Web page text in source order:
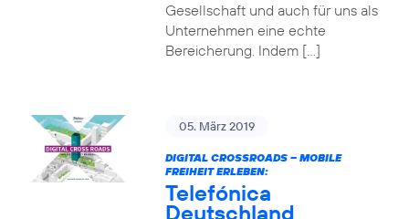
Gesellschaft und auch für uns als
Unternehmen eine echte
Bereicherung. Indem […]
05. März 2019
DIGITAL CROSSROADS – MOBILE
FREIHEIT ERLEBEN:
Telefónica
Deutschland